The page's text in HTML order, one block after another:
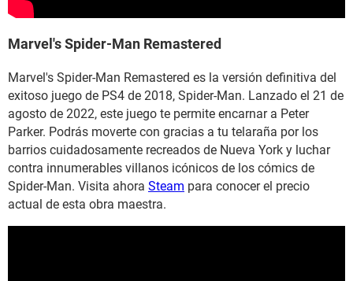
Marvel's Spider-Man Remastered
Marvel's Spider-Man Remastered es la versión definitiva del
exitoso juego de PS4 de 2018, Spider-Man. Lanzado el 21 de
agosto de 2022, este juego te permite encarnar a Peter
Parker. Podrás moverte con gracias a tu telaraña por los
barrios cuidadosamente recreados de Nueva York y luchar
contra innumerables villanos icónicos de los cómics de
Spider-Man. Visita ahora Steam para conocer el precio
actual de esta obra maestra.